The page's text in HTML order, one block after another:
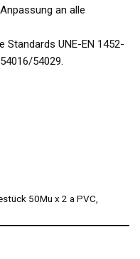
an alle
Standards UNE-EN 1452-
54029.
50Mu x 2 a PVC,